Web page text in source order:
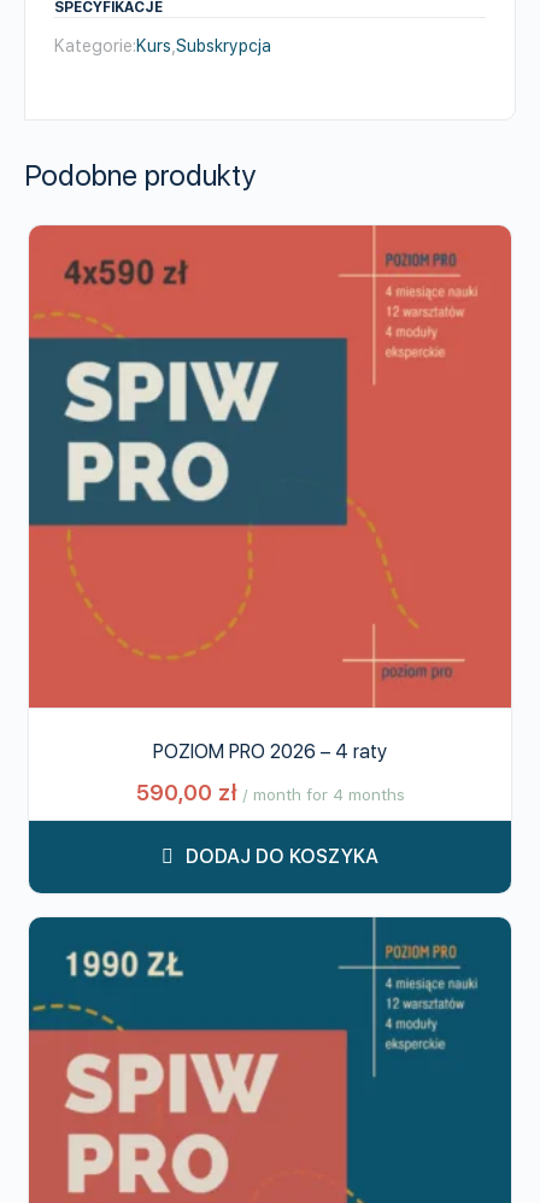
2026
-
SPECYFIKACJE
Kategorie:Kurs,Subskrypcja
Podobne produkty
POZIOM PRO 2026 – 4 raty
590,00 zł / month for 4 months
DODAJ DO KOSZYKA